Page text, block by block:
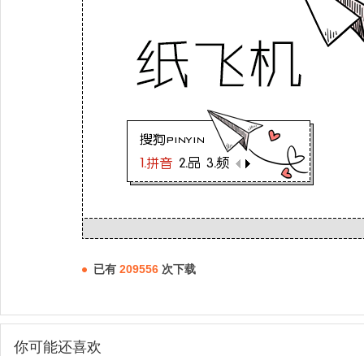
已有 209556 次下载
你可能还喜欢